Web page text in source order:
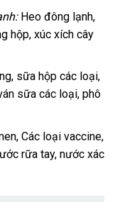
Heo đông lạnh,
hộp, xúc xích cây
sữa hộp các loại,
sữa các loại, phô
Các loại vaccine,
rữa tay, nước xác